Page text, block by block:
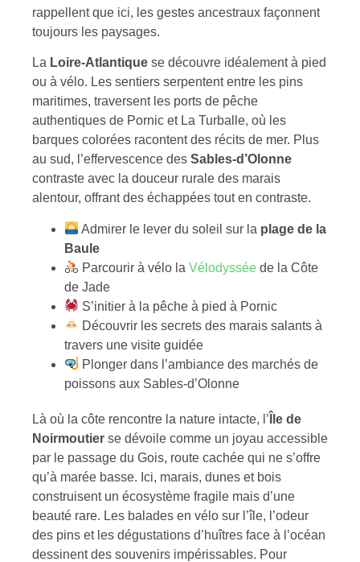
rappellent que ici, les gestes ancestraux façonnent
toujours les paysages.
La Loire-Atlantique se découvre idéalement à pied
ou à vélo. Les sentiers serpentent entre les pins
maritimes, traversent les ports de pêche
authentiques de Pornic et La Turballe, où les
barques colorées racontent des récits de mer. Plus
au sud, l’effervescence des Sables-d’Olonne
contraste avec la douceur rurale des marais
alentour, offrant des échappées tout en contraste.
Admirer le lever du soleil sur la plage de la
Baule
Parcourir à vélo laVélodyssée de la Côte
de Jade
S’initier à la pêche à pied à Pornic
Découvrir les secrets des marais salants à
travers une visite guidée
Plonger dans l’ambiance des marchés de
poissons aux Sables-d’Olonne
Là où la côte rencontre la nature intacte, l’ Île de
Noirmoutier se dévoile comme un joyau accessible
par le passage du Gois, route cachée qui ne s’offre
qu’à marée basse. Ici, marais, dunes et bois
construisent un écosystème fragile mais d’une
beauté rare. Les balades en vélo sur l’île, l’odeur
des pins et les dégustations d’huîtres face à l’océan
dessinent des souvenirs impérissables. Pour